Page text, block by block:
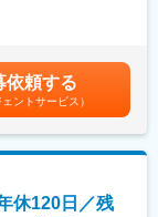
であり、航空宇宙
で高い技術力を誇
昼食など）や年間
業デー・半日休
環境が整っていま
舗ブログの更新な
。※配属先により地
年収モデル】年収
入社4年目 営業主任
目安の金額であ
月給(月額)は固定手
依頼する
ェントサービス）
休120日／残